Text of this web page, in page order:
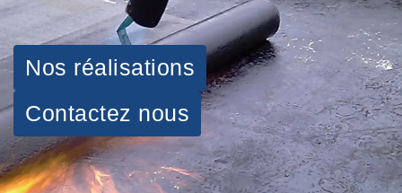
Nos réalisations
Contactez nous